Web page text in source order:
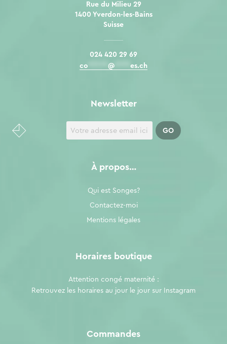
Rue du Milieu 29
1400 Yverdon-les-Bains
Suisse
024 420 29 69
co
@ es.ch
Commandes
À propos…
Qui est Songes?
Contactez-moi
Mentions légales
Newsletter
Horaires boutique
Attention congé maternité :
Retrouvez les horaires au jour le jour sur
Instagram